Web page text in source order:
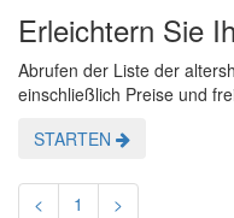
Erleichtern Sie
Abrufen der Liste der
einschließlich Preise und
STARTEN
< 1 >